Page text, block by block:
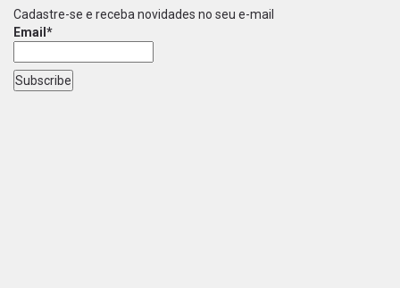
Cadastre-se e receba novidades no seu e-mail
Email*